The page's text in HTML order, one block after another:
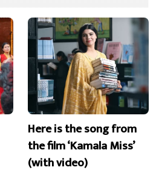
Here is the song from
the film ‘Kamala Miss’
(with video)